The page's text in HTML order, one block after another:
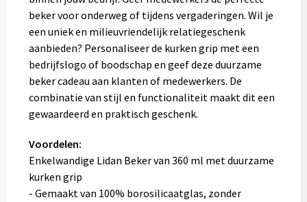
beker voor onderweg of tijdens vergaderingen. Wil je
een uniek en milieuvriendelijk relatiegeschenk
aanbieden? Personaliseer de kurken grip met een
bedrijfslogo of boodschap en geef deze duurzame
beker cadeau aan klanten of medewerkers. De
combinatie van stijl en functionaliteit maakt dit een
gewaardeerd en praktisch geschenk.
Voordelen:
Enkelwandige Lidan Beker van 360 ml met duurzame
kurken grip
- Gemaakt van 100% borosilicaatglas, zonder